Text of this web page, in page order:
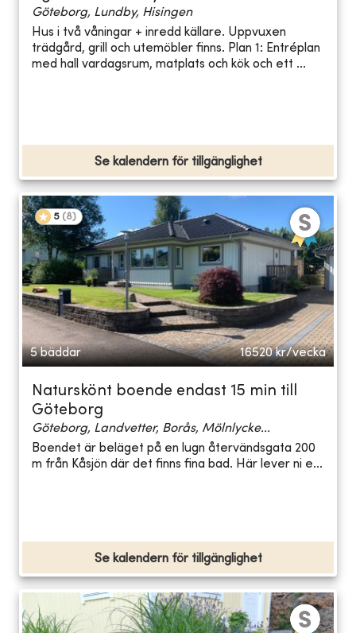
Göteborg, Lundby, Hisingen
Hus i två våningar + inredd källare. Uppvuxen
trädgård, grill och utemöbler finns. Plan 1: Entréplan
med hall vardagsrum, matplats och kök och ett ...
Se kalendern för tillgänglighet
5 (8)
5 bäddar 16520 kr/vecka
Naturskönt boende endast 15 min till
Göteborg
Göteborg, Landvetter, Borås, Mölnlycke...
Boendet är beläget på en lugn återvändsgata 200
m från Kåsjön där det finns fina bad. Här lever ni e...
Se kalendern för tillgänglighet